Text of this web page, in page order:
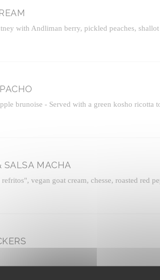
with Andliman berry, pickled peaches,
brunoise - Served with a green kosho ricotta
SALSA MACHA
vegan goat cream, chesse, roasted red